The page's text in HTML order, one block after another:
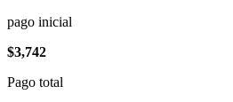
pago inicial
$3,742
Pago total